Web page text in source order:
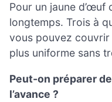
Pour un jaune d’œuf
longtemps. Trois à
vous pouvez couvrir
plus uniforme sans
Peut-on préparer
l’avance ?